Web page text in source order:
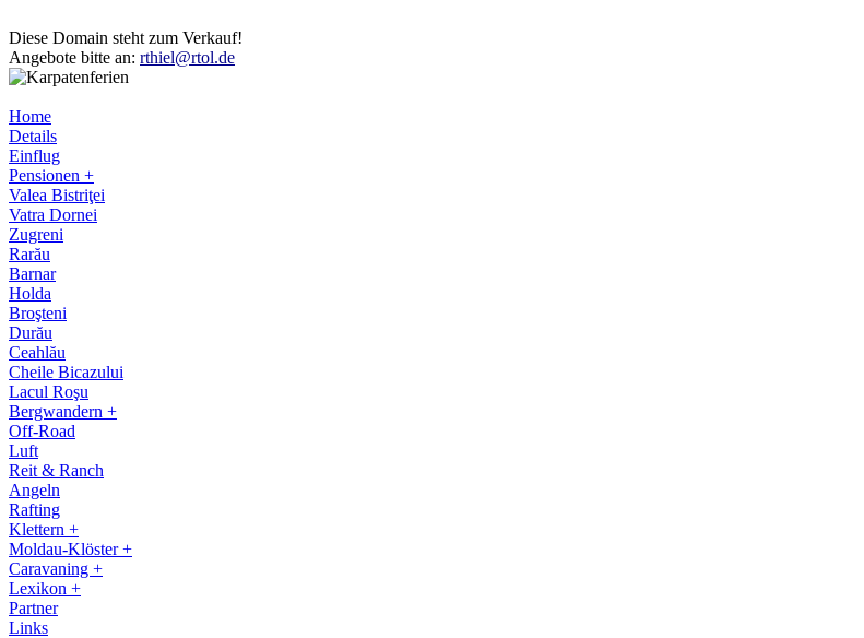
Diese Domain steht zum Verkauf!
Angebote bitte an: rthiel@rtol.de
Home
Details
Einflug
Pensionen +
Valea Bistriţei
Vatra Dornei
Zugreni
Rarău
Barnar
Holda
Broşteni
Durău
Ceahlău
Cheile Bicazului
Lacul Roşu
Bergwandern +
Off-Road
Luft
Reit & Ranch
Angeln
Rafting
Klettern +
Moldau-Klöster +
Caravaning +
Lexikon +
Partner
Links